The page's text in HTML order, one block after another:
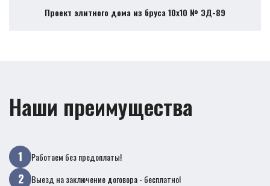
Проект элитного дома из бруса 10х10 № ЭД-89
Наши преимущества
Работаем без предоплаты!
Выезд на заключение договора - бесплатно!